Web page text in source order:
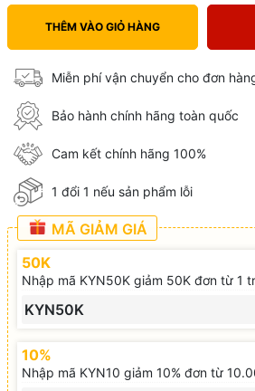
THÊM VÀO GIỎ HÀNG
Miễn phí vận chuyển cho đơn
Bảo hành chính hãng toàn quốc
Cam kết chính hãng 100%
1 đổi 1 nếu sản phẩm lỗi
MÃ GIẢM GIÁ
50K
Nhập mã KYN50K giảm 50K đơn từ 1
KYN50K
10%
Nhập mã KYN10 giảm 10% đơn từ